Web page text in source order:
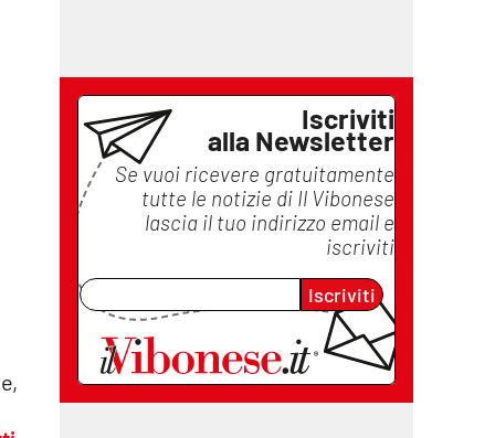
Iscriviti
alla Newsletter
Se vuoi ricevere gratuitamente
tutte le notizie di Il Vibonese
lascia il tuo indirizzo email e
iscriviti
Iscriviti